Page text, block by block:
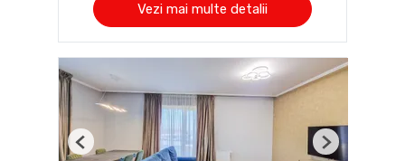
Vezi mai multe detalii
Previous Next